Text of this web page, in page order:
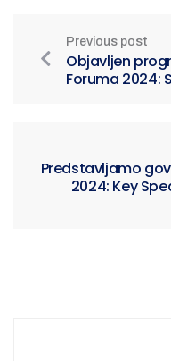
Previous post
Objavljen
Foruma 2024:
Predstavljamo
2024: Key